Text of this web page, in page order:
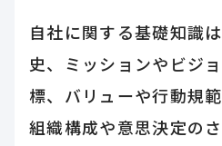
自社に関する基礎知識
史、ミッションやビジ
標、バリューや行動規
組織構成や意思決定の